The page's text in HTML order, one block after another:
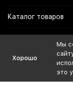
Каталог товаров
Мы в Соцсетях
Хорошо
Мы
это